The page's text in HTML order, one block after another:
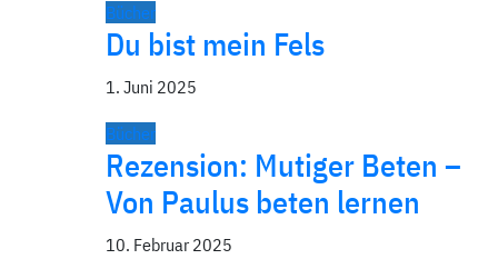
Bücher
Du bist mein Fels
1. Juni 2025
Bücher
Rezension: Mutiger Beten –
Von Paulus beten lernen
10. Februar 2025